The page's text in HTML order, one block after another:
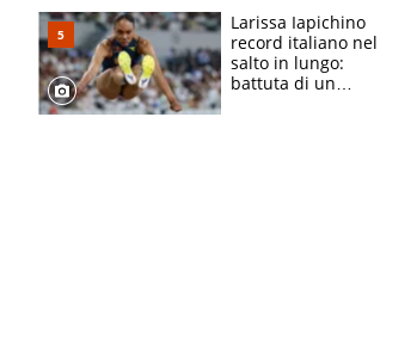
rischio da evitare
Larissa Iapichino
record italiano nel
salto in lungo:
battuta di un